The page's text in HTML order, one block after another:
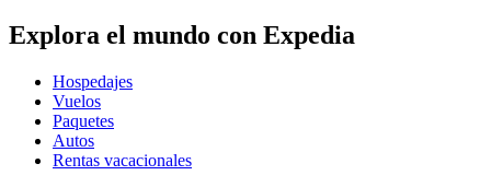
Explora el mundo con Expedia
Hospedajes
Vuelos
Paquetes
Autos
Rentas vacacionales